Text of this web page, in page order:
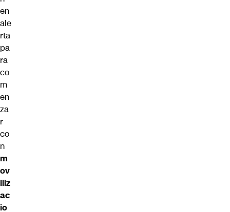
en
ale
rta
pa
ra
co
m
en
za
r
co
n
m
ov
iliz
ac
io